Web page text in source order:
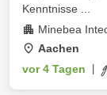
Kenntnisse ...
Minebea
Aachen
vor 4 Tagen